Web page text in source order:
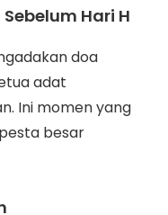
Hari H
doa
adat
Ini momen yang
besar